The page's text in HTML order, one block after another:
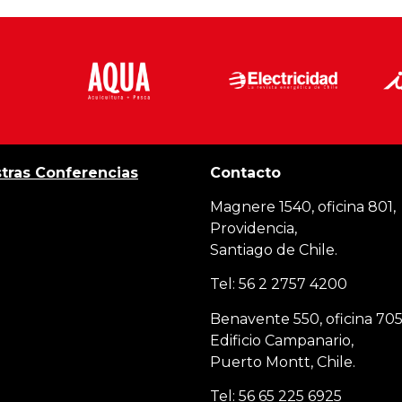
Conferencias Contacto
Magnere 1540, oficina 801,
Providencia,
Santiago de Chile.
Tel: 56 2 2757 4200
Benavente 550, oficina
Edificio Campanario,
Puerto Montt, Chile.
Tel: 56 65 225 6925